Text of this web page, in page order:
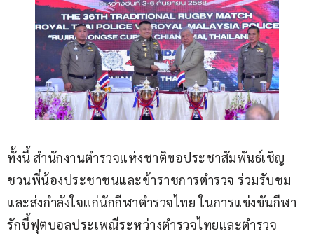
ทั้งนี้ สำนักงานตำรวจแห่งชาติขอประชาสัมพันธ์เชิญ
ชวนพี่น้องประชาชนและข้าราชการตำรวจ ร่วมรับชม
และส่งกำลังใจแก่นักกีฬาตำรวจไทย ในการแข่งขันกีฬา
รักบี้ฟุตบอลประเพณีระหว่างตำรวจไทยและตำรวจ